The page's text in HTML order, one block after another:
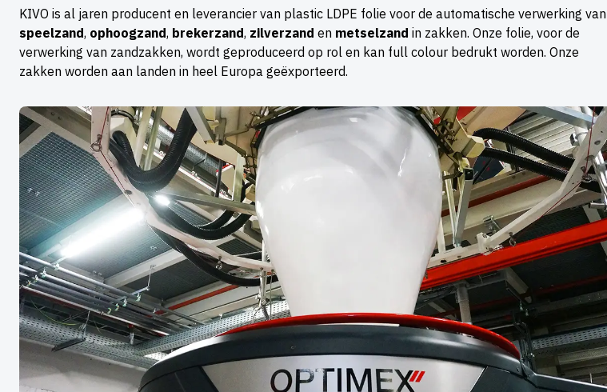
KIVO is al jaren producent en leverancier van plastic LDPE folie voor de automatische verwerking van
speelzand, ophoogzand, brekerzand, zilverzand en metselzand in zakken. Onze folie, voor de
verwerking van zandzakken, wordt geproduceerd op rol en kan full colour bedrukt worden. Onze
zakken worden aan landen in heel Europa geëxporteerd.